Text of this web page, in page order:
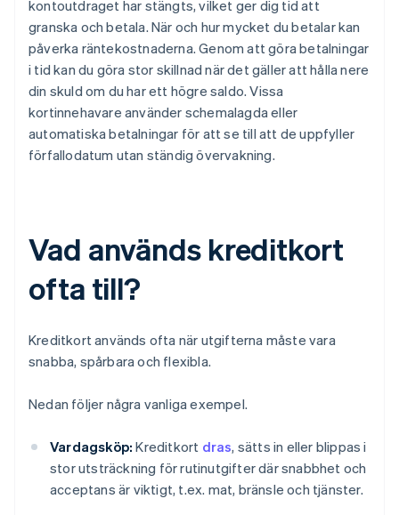
kontoutdraget har stängts, vilket ger dig tid att
granska och betala. När och hur mycket du betalar kan
påverka räntekostnaderna. Genom att göra betalningar
i tid kan du göra stor skillnad när det gäller att hålla nere
din skuld om du har ett högre saldo. Vissa
kortinnehavare använder schemalagda eller
automatiska betalningar för att se till att de uppfyller
förfallodatum utan ständig övervakning.
Vad används kreditkort
ofta till?
Kreditkort används ofta när utgifterna måste vara
snabba, spårbara och flexibla.
Nedan följer några vanliga exempel.
Vardagsköp: Kreditkort dras, sätts in eller blippas i
stor utsträckning för rutinutgifter där snabbhet och
acceptans är viktigt, t.ex. mat, bränsle och tjänster.